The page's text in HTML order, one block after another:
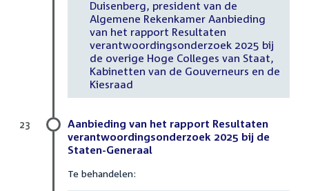
Duisenberg, president van de
Algemene Rekenkamer Aanbieding
van het rapport Resultaten
verantwoordingsonderzoek 2025 bij
de overige Hoge Colleges van Staat,
Kabinetten van de Gouverneurs en de
Kiesraad
Aanbieding van het rapport Resultaten
verantwoordingsonderzoek 2025 bij de
Staten-Generaal
Te behandelen:
23